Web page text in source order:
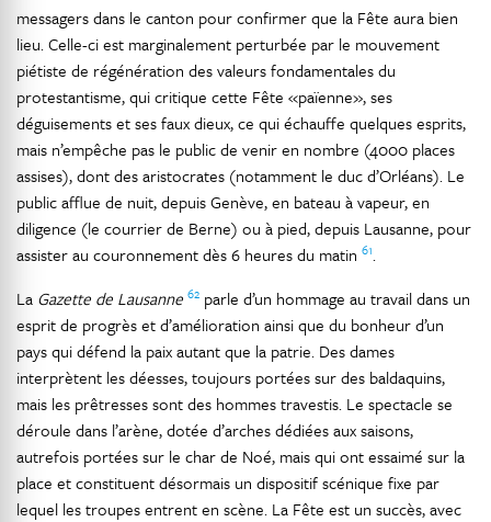
messagers dans le canton pour confirmer que la Fête aura bien
lieu. Celle-ci est marginalement perturbée par le mouvement
piétiste de régénération des valeurs fondamentales du
protestantisme, qui critique cette Fête «païenne», ses
déguisements et ses faux dieux, ce qui échauffe quelques esprits,
mais n’empêche pas le public de venir en nombre (4000 places
assises), dont des aristocrates (notamment le duc d’Orléans). Le
public afflue de nuit, depuis Genève, en bateau à vapeur, en
diligence (le courrier de Berne) ou à pied, depuis Lausanne, pour
assister au couronnement dès 6 heures du matin 61.
La Gazette de Lausanne 62 parle d’un hommage au travail dans un
esprit de progrès et d’amélioration ainsi que du bonheur d’un
pays qui défend la paix autant que la patrie. Des dames
interprètent les déesses, toujours portées sur des baldaquins,
mais les prêtresses sont des hommes travestis. Le spectacle se
déroule dans l’arène, dotée d’arches dédiées aux saisons,
autrefois portées sur le char de Noé, mais qui ont essaimé sur la
place et constituent désormais un dispositif scénique fixe par
lequel les troupes entrent en scène. La Fête est un succès, avec